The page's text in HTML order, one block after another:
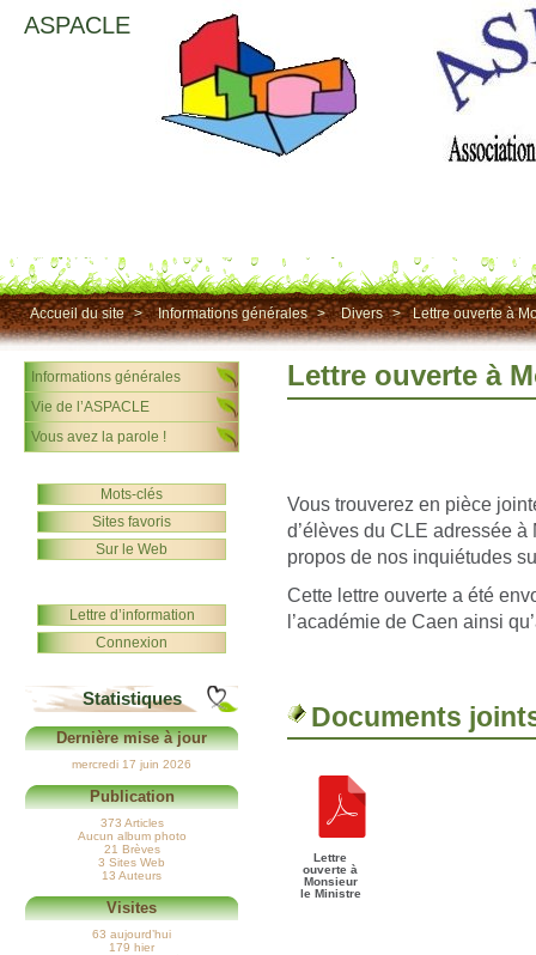
ASPACLE
Accueil du site > Informations générales > Divers > Lettre ouverte à
Lettre ouverte à
Vous trouverez en pièce
d’élèves du CLE adressée
propos de nos inquiétudes
Cette lettre ouverte a été
l’académie de Caen ainsi
Documents
Lettre
ouverte à
Monsieur
le Ministre
Informations générales
Vie de l’ASPACLE
Vous avez la parole !
Mots-clés
Sites favoris
Sur le Web
Lettre d’information
Connexion
Statistiques
Dernière mise à jour
mercredi 17 juin 2026
Publication
373 Articles
Aucun album photo
21 Brèves
3 Sites Web
13 Auteurs
Visites
63 aujourd’hui
179 hier